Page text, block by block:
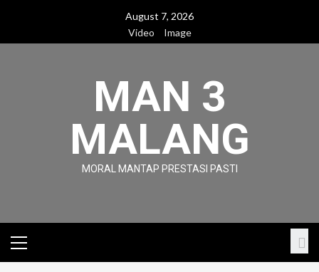
content
August 7, 2026
Video
Image
MAN 3
MALANG
MORAL MANTAP PRESTASI PASTI
Menu